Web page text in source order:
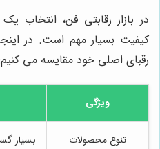
در بازار رقابتی فن، انتخاب
کیفیت بسیار مهم است. در
رقبای اصلی خود مقایسه می
ویژگی
تنوع محصولات بسیار